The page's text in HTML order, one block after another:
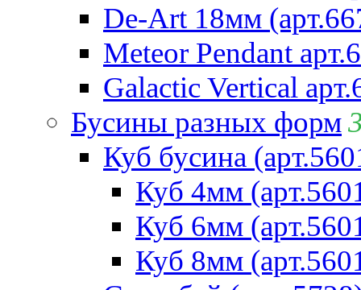
De-Art 18мм
Meteor Pendant
Galactic Vertical
Бусины разных форм
Куб бусина
Куб 4мм
Куб 6мм
Куб 8мм